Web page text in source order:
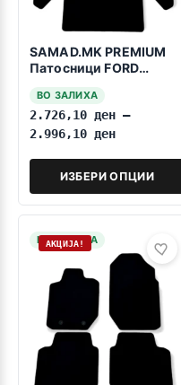
SAMAD.MK PREMIUM
Патосници FORD
ВО ЗАЛИХА
2.726,10 ден –
2.996,10 ден
ИЗБЕРИ ОПЦИИ
НА ЗАЛИХА
АКЦИЈА!